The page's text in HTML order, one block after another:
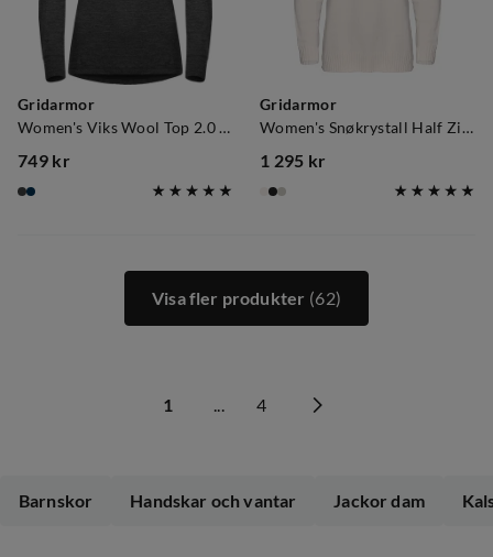
Gridarmor
Women's Viks Wool Top 2.0 Dk. Greymelange
price
749 kr
Gridarmor
Women's Snøkrystall Half Zip Ullgenser White/Dark Navy
price
1 295 kr
Visa fler produkter (62)
1 ... 4
Barnskor Handskar och vantar Jackor dam